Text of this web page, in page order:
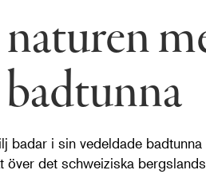
badar i sin vedeldade badtunna
över det schweiziska